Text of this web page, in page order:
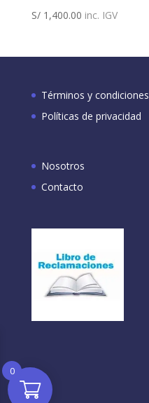
S/1,400.00 inc. IGV
Términos y condiciones
Políticas de privacidad
Nosotros
Contacto
0